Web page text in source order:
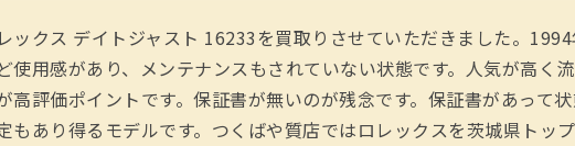
ックス デイトジャスト 16233を買取りさせていただきました。
使用感があり、メンテナンスもされていない状態です。人気が高く
高評価ポイントです。保証書が無いのが残念です。保証書があって
もあり得るモデルです。つくばや質店ではロレックスを茨城県トッ